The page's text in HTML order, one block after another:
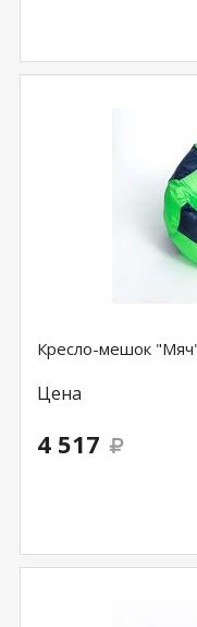
Кресло-мешок
Цена
4 517